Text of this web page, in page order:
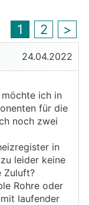
1 2 >
24.04.2022
ich in
für die
noch zwei
in
leider keine
Zuluft?
Rohre oder
laufender